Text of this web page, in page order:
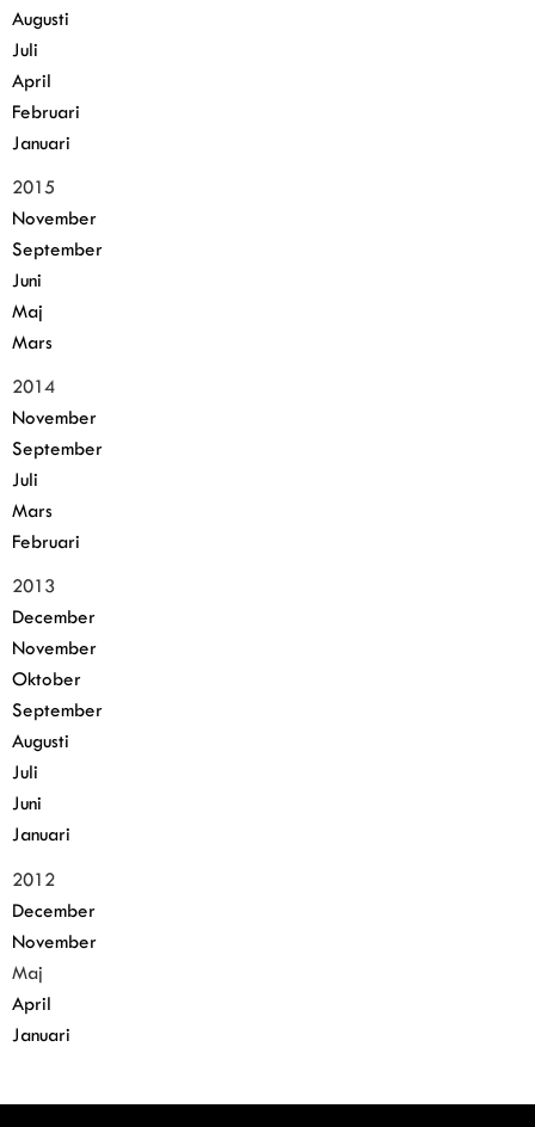
Augusti
Juli
April
Februari
Januari
2015
November
September
Juni
Maj
Mars
2014
November
September
Juli
Mars
Februari
2013
December
November
Oktober
September
Augusti
Juli
Juni
Januari
2012
December
November
Maj
April
Januari